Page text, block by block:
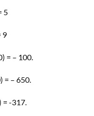
5
9
= – 100.
= – 650.
= -317.